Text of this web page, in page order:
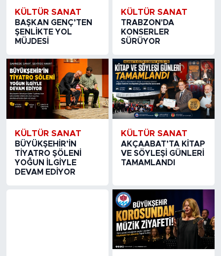
KÜLTÜR SANAT
BAŞKAN GENÇ’TEN
ŞENLİKTE YOL
MÜJDESİ
KÜLTÜR SANAT
TRABZON'DA
KONSERLER
SÜRÜYOR
KÜLTÜR SANAT
BÜYÜKŞEHİR’İN
TİYATRO ŞÖLENİ
YOĞUN İLGİYLE
DEVAM EDİYOR
KÜLTÜR SANAT
AKÇAABAT’TA KİTAP
VE SÖYLEŞİ GÜNLERİ
TAMAMLANDI